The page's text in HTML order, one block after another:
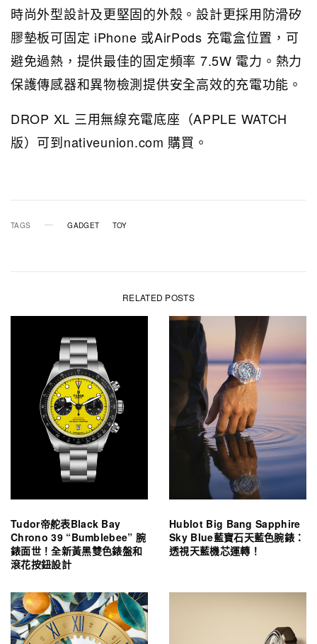
時尚外型設計及更堅固的外殼。設計更採用防滑矽
膠墊板可固定 iPhone 或AirPods 充電盒位置，可
避免過熱，提供最佳的固定頻率 7.5W 電力。熱力
保護傳感器和異物檢測提供安全高效的充電功能。
DROP XL 三用無線充電底座（APPLE WATCH
版）可到nativeunion.com 購買。
TAGS GADGET TOY
RELATED POSTS
Tudor帝舵表Black Bay
Chrono 39 “Bumblebee” 腕
錶面世！全新黃黑雙色錶盤和
滾花按鈕設計
Hublot Big Bang Sapphire
Sky Blue藍寶石天藍色腕錶：
透視天藍機芯運轉！